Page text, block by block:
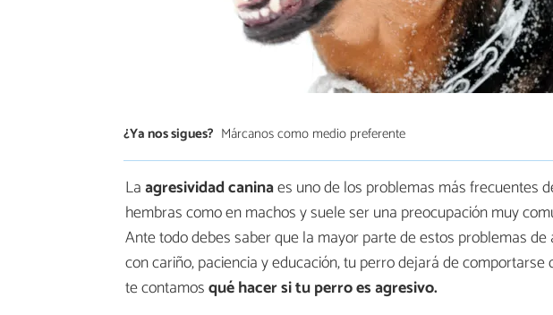
¿Ya nos sigues? Márcanos como medio preferente
Laagresividad caninaes uno de los problemas más frecuentes
hembras como en machos y suele ser una preocupación muy
Ante todo debes saber que la mayor parte de estos problemas
con cariño, paciencia y educación, tu perro dejará de
te contamosqué hacer si tu perro es agresivo.